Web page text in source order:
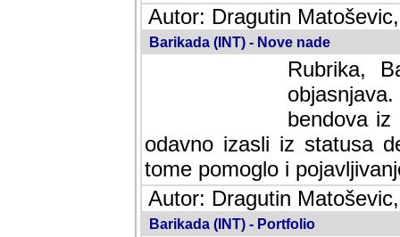
Autor: Dragutin
Barikada (INT) - Nove nade
Rubrika,
bendova
odavno izasli iz statusa
tome pomoglo i
Autor: Dragutin
Barikada (INT) - Portfolio